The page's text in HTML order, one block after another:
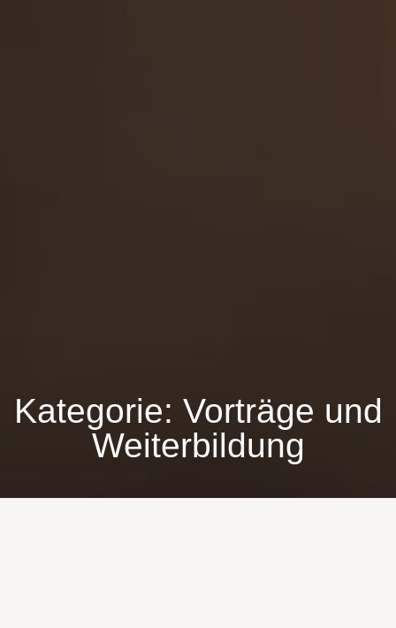
Kategorie: Vorträge und
Weiterbildung